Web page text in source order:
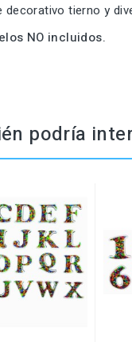
decorativo tierno y
NO incluidos.
podría